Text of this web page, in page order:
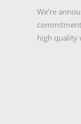
We’re
high quality